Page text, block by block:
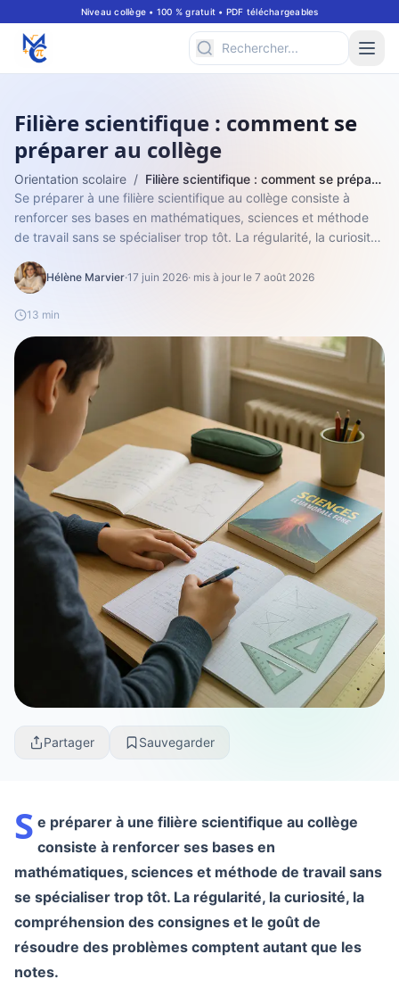
Niveau collège • 100 % gratuit • PDF téléchargeables
Filière scientifique : comment se
préparer au collège
Orientation scolaire /
Filière scientifique : comment se préparer au collège
Se préparer à une filière scientifique au collège consiste à
renforcer ses bases en mathématiques, sciences et méthode
de travail sans se spécialiser trop tôt. La régularité, la curiosité,
Hélène Marvier·17 juin 2026· mis à jour le 7 août 2026
13 min
Partager Sauvegarder
S e préparer à une filière scientifique au collège
consiste à renforcer ses bases en
mathématiques, sciences et méthode de travail sans
se spécialiser trop tôt. La régularité, la curiosité, la
compréhension des consignes et le goût de
résoudre des problèmes comptent autant que les
notes.